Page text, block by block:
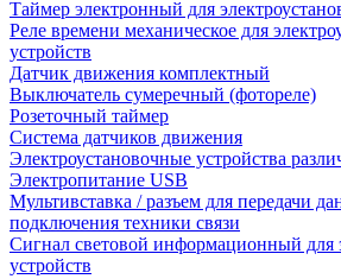
Таймер электронный для
Реле времени механическое для
устройств
Датчик движения комплектный
Выключатель сумеречный (фотореле)
Розеточный таймер
Система датчиков движения
Электроустановочные устройства
Электропитание USB
Мультивставка / разъем для передачи
подключения техники связи
Сигнал световой информационный для
устройств